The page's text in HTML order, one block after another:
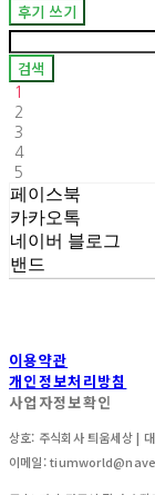
후기 쓰기
검색
1
2
3
4
5
페이스북
카카오톡
네이버 블로그
밴드
이용약관
개인정보처리방침
사업자정보확인
상호: 주식회사 틔움세상 |
이메일: